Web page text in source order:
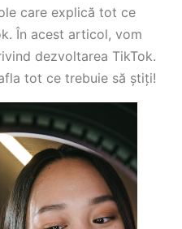
care explică tot ce
În acest articol, vom
dezvoltarea TikTok.
tot ce trebuie să știți!